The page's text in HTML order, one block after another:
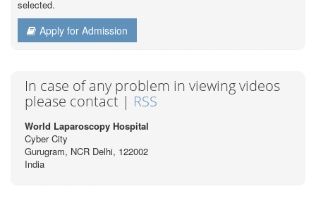
selected.
Apply for Admission
In case of any problem in viewing videos
please contact | RSS
World Laparoscopy Hospital
Cyber City
Gurugram, NCR Delhi, 122002
India